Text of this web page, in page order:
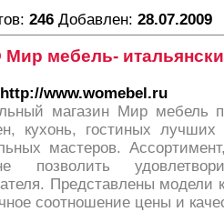
246 Добавлен: 28.07.2009
мебель-
http://www.womebel.ru
магазин Мир мебель
кухонь, гостиных лучших
мастеров.
позволить
Представлены модели
соотношение цены и